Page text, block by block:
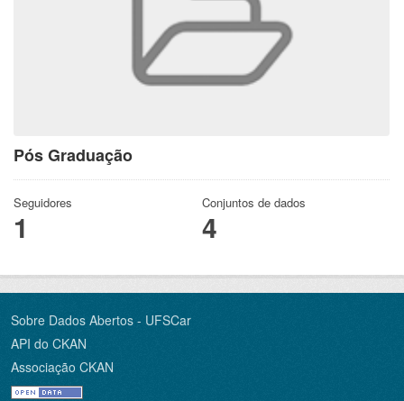
Pós Graduação
Seguidores
1
Conjuntos de dados
4
Sobre Dados Abertos - UFSCar
API do CKAN
Associação CKAN